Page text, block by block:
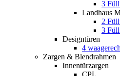
3
Landhaus
2
3
Designtüren
4
Zargen & Blendrahmen
Innentürzargen
CPL